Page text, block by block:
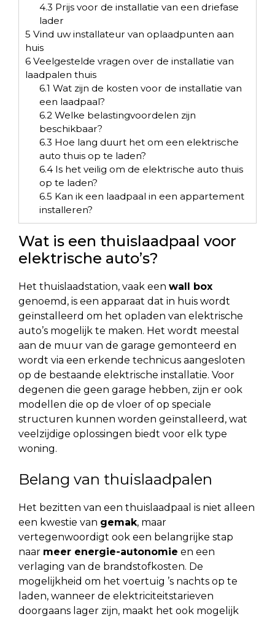
4.3 Prijs voor de installatie van een driefase
lader
5 Vind uw installateur van oplaadpunten aan
huis
6 Veelgestelde vragen over de installatie van
laadpalen thuis
6.1 Wat zijn de kosten voor de installatie van
een laadpaal?
6.2Welke belastingvoordelen zijn
beschikbaar?
6.3 Hoe lang duurt het om een elektrische
auto thuis op te laden?
6.4Is het veilig om de elektrische auto thuis
op te laden?
6.5 Kan ik een laadpaal in een appartement
installeren?
Wat is een thuislaadpaal voor
elektrische auto’s?
Het thuislaadstation, vaak een wall box
genoemd, is een apparaat dat in huis wordt
geïnstalleerd om het opladen van elektrische
auto’s mogelijk te maken. Het wordt meestal
aan de muur van de garage gemonteerd en
wordt via een erkende technicus aangesloten
op de bestaande elektrische installatie. Voor
degenen die geen garage hebben, zijn er ook
modellen die op de vloer of op speciale
structuren kunnen worden geïnstalleerd, wat
veelzijdige oplossingen biedt voor elk type
woning.
Belang van thuislaadpalen
Het bezitten van een thuislaadpaal is niet alleen
een kwestie van gemak, maar
vertegenwoordigt ook een belangrijke stap
naar meer energie-autonomie en een
verlaging van de brandstofkosten. De
mogelijkheid om het voertuig ’s nachts op te
laden, wanneer de elektriciteitstarieven
doorgaans lager zijn, maakt het ook mogelijk